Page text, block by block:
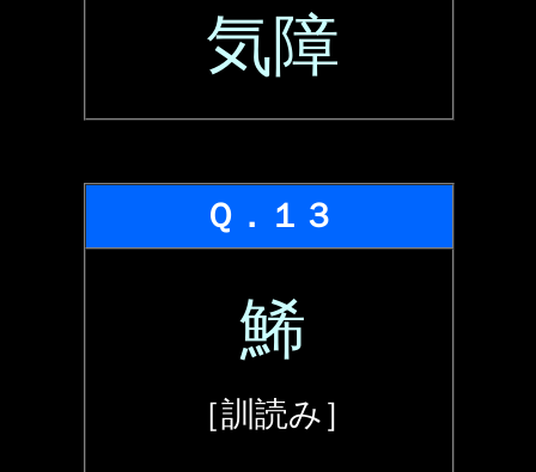
気障
Ｑ．１３
鯑
［訓読み］